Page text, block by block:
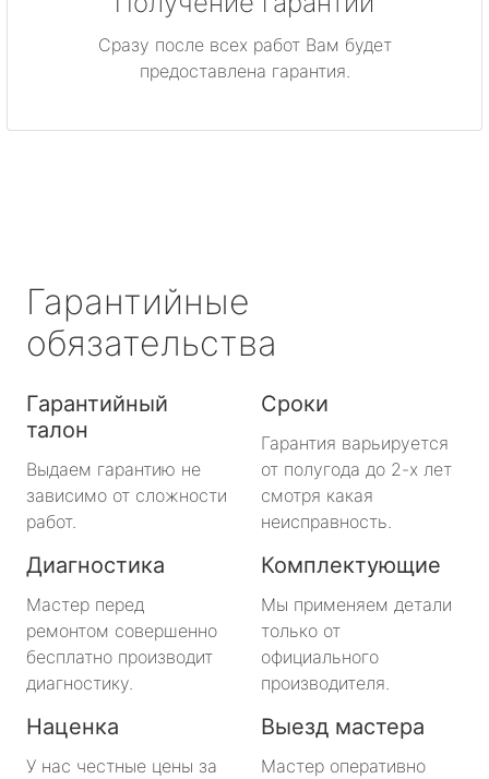
Сразу после всех работ Вам будет
предоставлена гарантия.
Гарантийные
обязательства
Гарантийный
талон
Выдаем гарантию не
зависимо от сложности
работ.
Сроки
Гарантия варьируется
от полугода до 2-х лет
смотря какая
неисправность.
Диагностика
Мастер перед
ремонтом совершенно
бесплатно производит
диагностику.
Комплектующие
Мы применяем детали
только от
официального
производителя.
Наценка
У нас честные цены за
Выезд мастера
Мастер оперативно